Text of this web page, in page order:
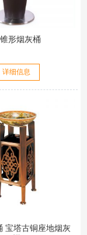
形烟灰桶
详细信息
宝塔古铜座地烟灰